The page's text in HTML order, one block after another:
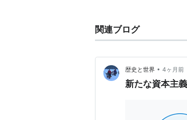
関連ブログ
歴史と世界 • 4ヶ月前
新たな資本主